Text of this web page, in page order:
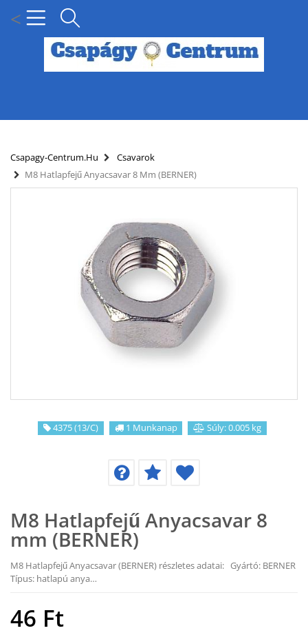
<
MENÜ
KÍNÁLATUNK
HÍREK
HOGYAN KERESSEN CSAPÁGY MÉRET SZERINT?
SZÁLLÍTÁSI INFORMÁCIÓK
PARTNERI KEDVEZMÉNYEK
Csapagy-Centrum.hu
Csavarok
M8 Hatlapfejű Anyacsavar 8 Mm (BERNER)
4375 (13/C) 1 Munkanap Súly: 0.005 kg
M8 Hatlapfejű Anyacsavar 8
mm (BERNER)
M8 Hatlapfejű Anyacsavar (BERNER) részletes adatai: Gyártó: BERNER
Típus: hatlapú anya…
46 Ft